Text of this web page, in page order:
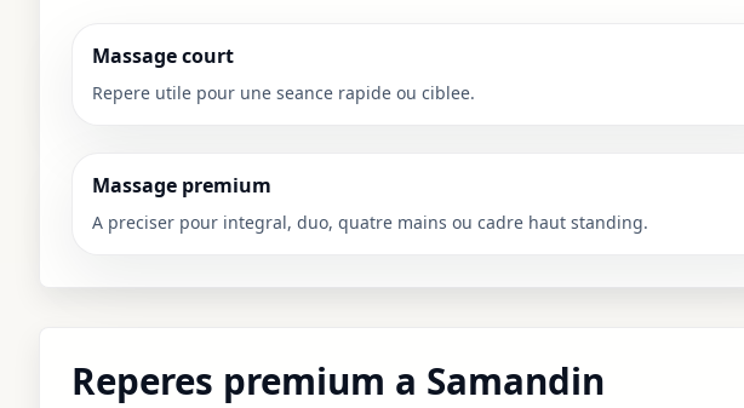
Massage court
Repere utile pour une seance rapide ou ciblee.
Massage premium
A preciser pour integral, duo, quatre mains ou cadre haut standing.
Reperes premium a Samandin